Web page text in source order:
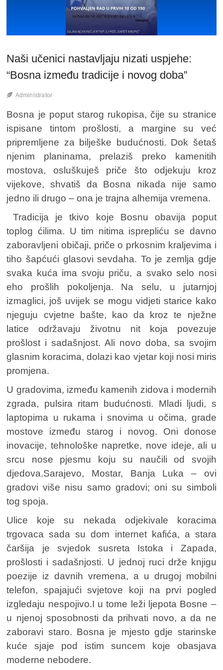
Naši učenici nastavljaju nizati uspjehe:
“Bosna između tradicije i novog doba”
Administrator
Bosna je poput starog rukopisa, čije su stranice
ispisane tintom prošlosti, a margine su već
pripremljene za bilješke budućnosti. Dok šetaš
njenim planinama, prelaziš preko kamenitih
mostova, osluškuješ priče što odjekuju kroz
vijekove, shvatiš da Bosna nikada nije samo
jedno ili drugo – ona je trajna alhemija vremena.
Tradicija je tkivo koje Bosnu obavija poput
toplog ćilima. U tim nitima isprepliću se davno
zaboravljeni običaji, priče o prkosnim kraljevima i
tiho šapćući glasovi sevdaha. To je zemlja gdje
svaka kuća ima svoju priču, a svako selo nosi
eho prošlih pokoljenja. Na selu, u jutarnjoj
izmaglici, još uvijek se mogu vidjeti starice kako
njeguju cvjetne bašte, kao da kroz te nježne
latice održavaju životnu nit koja povezuje
prošlost i sadašnjost. Ali novo doba, sa svojim
glasnim koracima, dolazi kao vjetar koji nosi miris
promjena.
U gradovima, između kamenih zidova i modernih
zgrada, pulsira ritam budućnosti. Mladi ljudi, s
laptopima u rukama i snovima u očima, grade
mostove između starog i novog. Oni donose
inovacije, tehnološke napretke, nove ideje, ali u
srcu nose pjesmu koju su naučili od svojih
djedova.Sarajevo, Mostar, Banja Luka – ovi
gradovi više nisu samo gradovi; oni su simboli
tog spoja.
Ulice koje su nekada odjekivale koracima
trgovaca sada su dom internet kafića, a stara
čaršija je svjedok susreta Istoka i Zapada,
prošlosti i sadašnjosti. U jednoj ruci drže knjigu
poezije iz davnih vremena, a u drugoj mobilni
telefon, spajajući svjetove koji na prvi pogled
izgledaju nespojivo.I u tome leži ljepota Bosne –
u njenoj sposobnosti da prihvati novo, a da ne
zaboravi staro. Bosna je mjesto gdje starinske
kuće sjaje pod istim suncem koje obasjava
moderne nebodere.